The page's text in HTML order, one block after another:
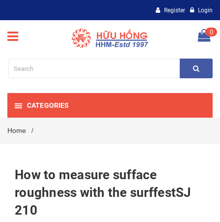
Register Login
0
CATEGORIES
Home /
How to measure sufface
roughness with the surffestSJ
210